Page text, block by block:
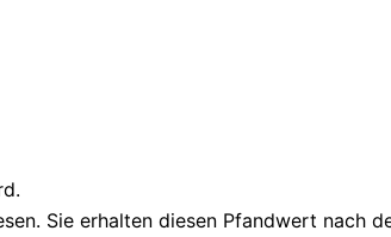
Sie erhalten diesen Pfandwert nach